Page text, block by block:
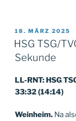
VERÖFFENTLICHT
AM
18. MÄRZ 2025
HSG TSG/
Sekunde
LL-RNT: HSG
33:32 (14:14)
Weinheim. Na